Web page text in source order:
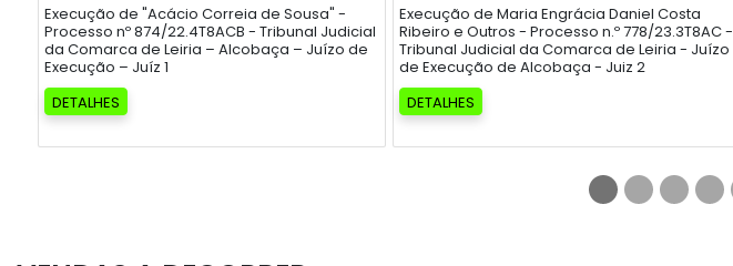
Execução de "Acácio Correia de Sousa" -
Processo nº 874/22.4T8ACB - Tribunal Judicial
da Comarca de Leiria – Alcobaça – Juízo de
Execução – Juíz 1
DETALHES
Execução de Maria Engrácia Daniel Costa
Ribeiro e Outros - Processo n.º 778/23.3T8AC -
Tribunal Judicial da Comarca de Leiria - Juízo
de Execução de Alcobaça - Juiz 2
DETALHES